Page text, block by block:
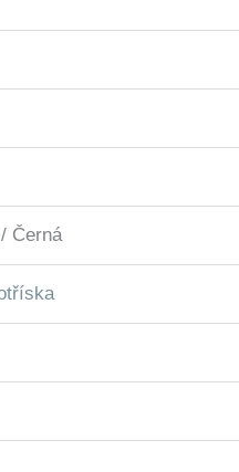
Černá